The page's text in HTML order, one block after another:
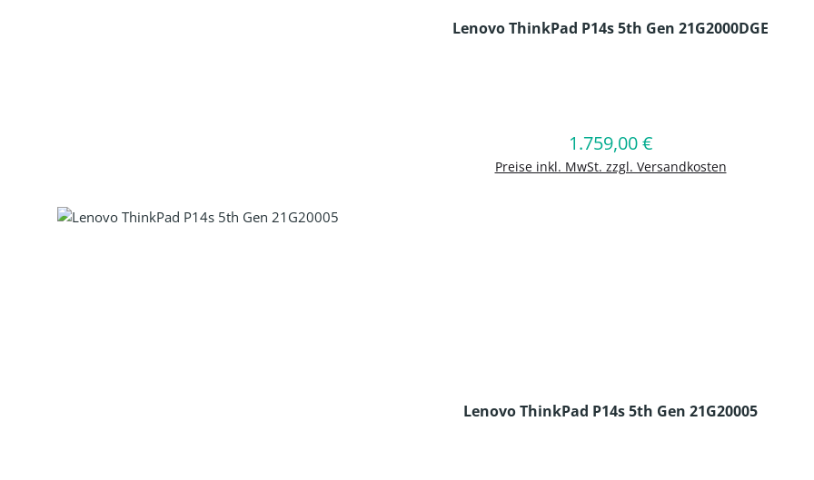
Lenovo ThinkPad P14s 5th Gen 21G2000DGE
Regulärer Preis:
1.759,00 €
Preise inkl. MwSt. zzgl. Versandkosten
In den Warenkorb
Lenovo ThinkPad P14s 5th Gen 21G20005